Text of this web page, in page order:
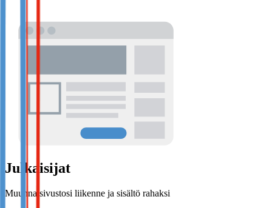
Julkaisijat
Muunna sivustosi liikenne ja sisältö rahaksi